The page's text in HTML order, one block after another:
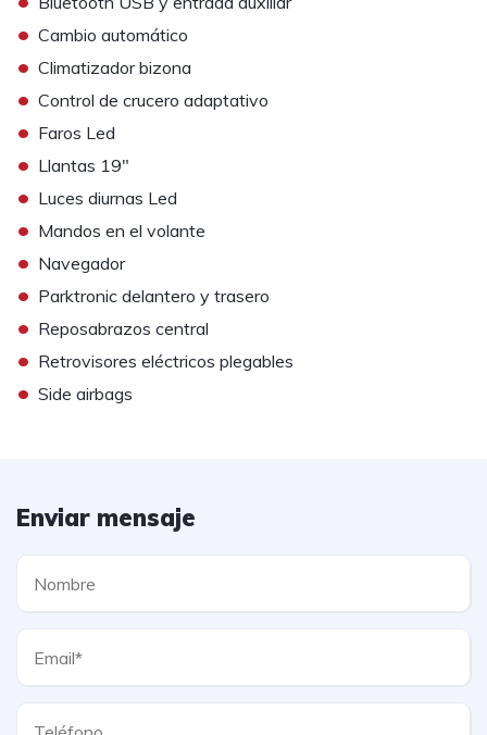
• Cambio automático
• Climatizador bizona
• Control de crucero adaptativo
• Faros Led
• Llantas 19"
• Luces diurnas Led
• Mandos en el volante
• Navegador
• Parktronic delantero y trasero
• Reposabrazos central
• Retrovisores eléctricos plegables
• Side airbags
Enviar mensaje